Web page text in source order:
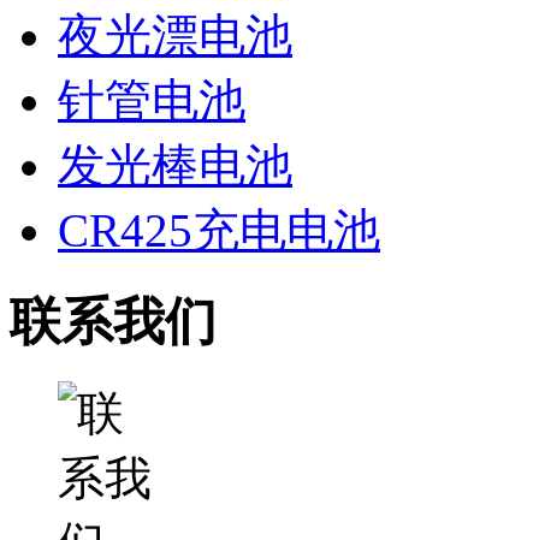
夜光漂电池
针管电池
发光棒电池
CR425充电电池
联系我们